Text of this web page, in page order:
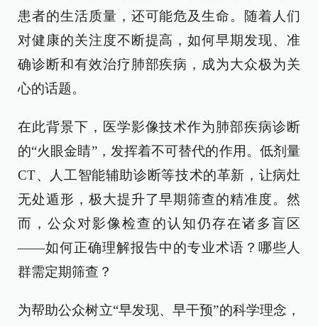
患者的生活质量，还可能危及生命。随着人们
对健康的关注度不断提高，如何早期发现、准
确诊断和有效治疗肺部疾病，成为大众极为关
心的话题。
在此背景下，医学影像技术作为肺部疾病诊断
的“火眼金睛”，发挥着不可替代的作用。低剂量
CT、人工智能辅助诊断等技术的革新，让病灶
无处遁形，极大提升了早期筛查的精准度。然
而，公众对影像检查的认知仍存在诸多盲区
——如何正确理解报告中的专业术语？哪些人
群需定期筛查？
为帮助公众树立“早发现、早干预”的科学理念，